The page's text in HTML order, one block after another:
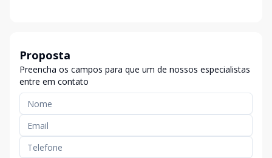
Proposta
Preencha os campos para que um de nossos especialistas
entre em contato